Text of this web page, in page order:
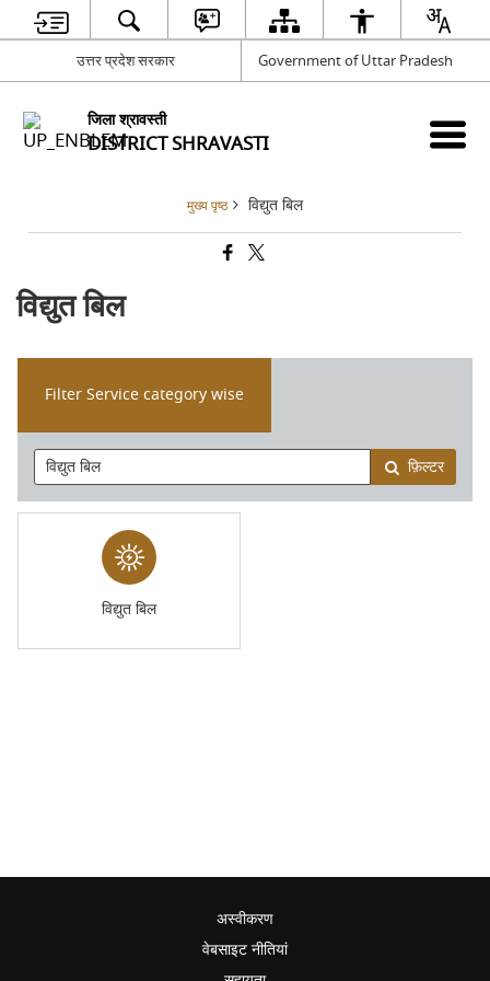
उत्तर प्रदेश सरकार Government of Uttar Pradesh
जिला श्रावस्ती
DISTRICT SHRAVASTI
मुख्य पृष्ठ विद्युत बिल
विद्युत बिल
Filter Service category wise
फ़िल्टर
विद्युत बिल
अस्वीकरण
वेबसाइट नीतियां